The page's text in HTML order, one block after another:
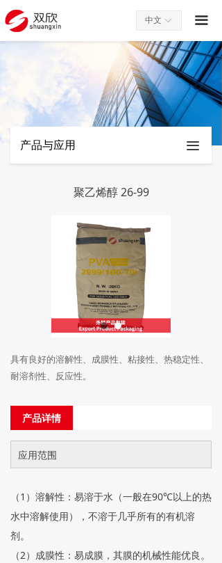
끀
ꀅ
中文
产品与应用 끀
聚乙烯醇 26-99
具有良好的溶解性、成膜性、粘接性、热稳定性、
耐溶剂性、反应性。
产品详情
应用范围
（1）溶解性：易溶于水（一般在90℃以上的热
水中溶解使用），不溶于几乎所有的有机溶
剂。
（2）成膜性：易成膜，其膜的机械性能优良。